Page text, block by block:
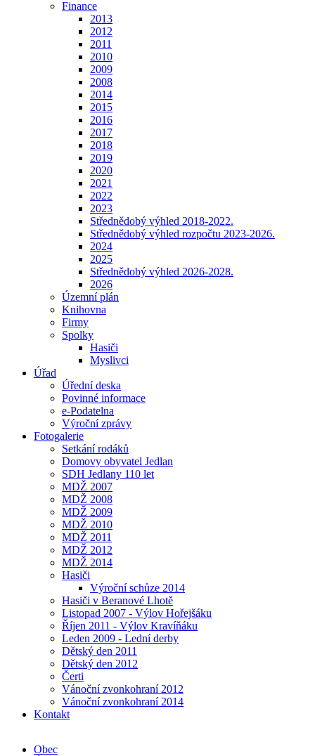
Finance
2013
2012
2011
2010
2009
2008
2014
2015
2016
2017
2018
2019
2020
2021
2022
2023
Střednědobý výhled 2018-2022.
Střednědobý výhled rozpočtu 2023-2026.
2024
2025
Střednědobý výhled 2026-2028.
2026
Územní plán
Knihovna
Firmy
Spolky
Hasiči
Myslivci
Úřad
Úřední deska
Povinné informace
e-Podatelna
Výroční zprávy
Fotogalerie
Setkání rodáků
Domovy obyvatel Jedlan
SDH Jedlany 110 let
MDŽ 2007
MDŽ 2008
MDŽ 2009
MDŽ 2010
MDŽ 2011
MDŽ 2012
MDŽ 2014
Hasiči
Výroční schůze 2014
Hasiči v Beranové Lhotě
Listopad 2007 - Výlov Hořejšáku
Říjen 2011 - Výlov Kravíňáku
Leden 2009 - Lední derby
Dětský den 2011
Dětský den 2012
Čerti
Vánoční zvonkohraní 2012
Vánoční zvonkohraní 2014
Kontakt
Obec